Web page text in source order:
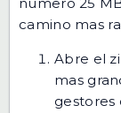
camino mas
Abre el
mas
gestores